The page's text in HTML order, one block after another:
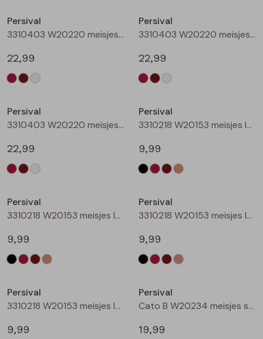
Bermuda's
Persival
3310403 W20220 meisjes sweatshirt Wijnrood
22,99
Persival
3310403 W20220 meisjes sweatshirt Bruin donker
22,99
Persival
3310403 W20220 meisjes sweatshirt Cream
22,99
Persival
3310218 W20153 meisjes legging Zwart
9,99
Persival
3310218 W20153 meisjes legging Wijnrood
9,99
Persival
3310218 W20153 meisjes legging Bruin donker
9,99
Persival
3310218 W20153 meisjes legging Taupe
9,99
Persival
Cato B W20234 meisjes sweatshirt Wijnrood
19,99